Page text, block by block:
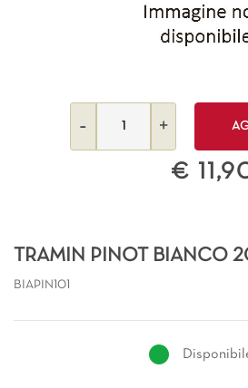
€
TRAMIN PINOT BIANCO
BIAPIN101